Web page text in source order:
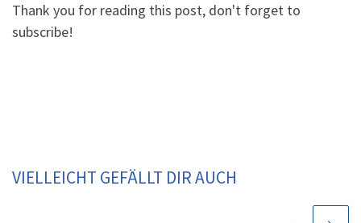
Thank you for reading this post, don't forget to
subscribe!
VIELLEICHT GEFÄLLT DIR AUCH